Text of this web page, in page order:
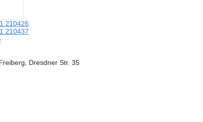
210426
210437
Dresdner Str. 35